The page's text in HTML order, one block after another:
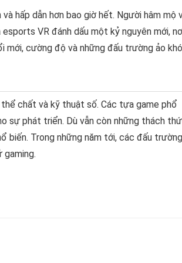
hấp dẫn hơn bao giờ hết. Người hâm mộ
VR đánh dấu một kỷ nguyên mới,
cường độ và những đấu trường ảo khó
chất và kỹ thuật số. Các tựa game phổ
sự phát triển. Dù vẫn còn những thách
biến. Trong những năm tới, các đấu trường
gaming.